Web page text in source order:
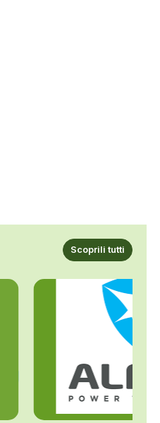
Scoprili tutti